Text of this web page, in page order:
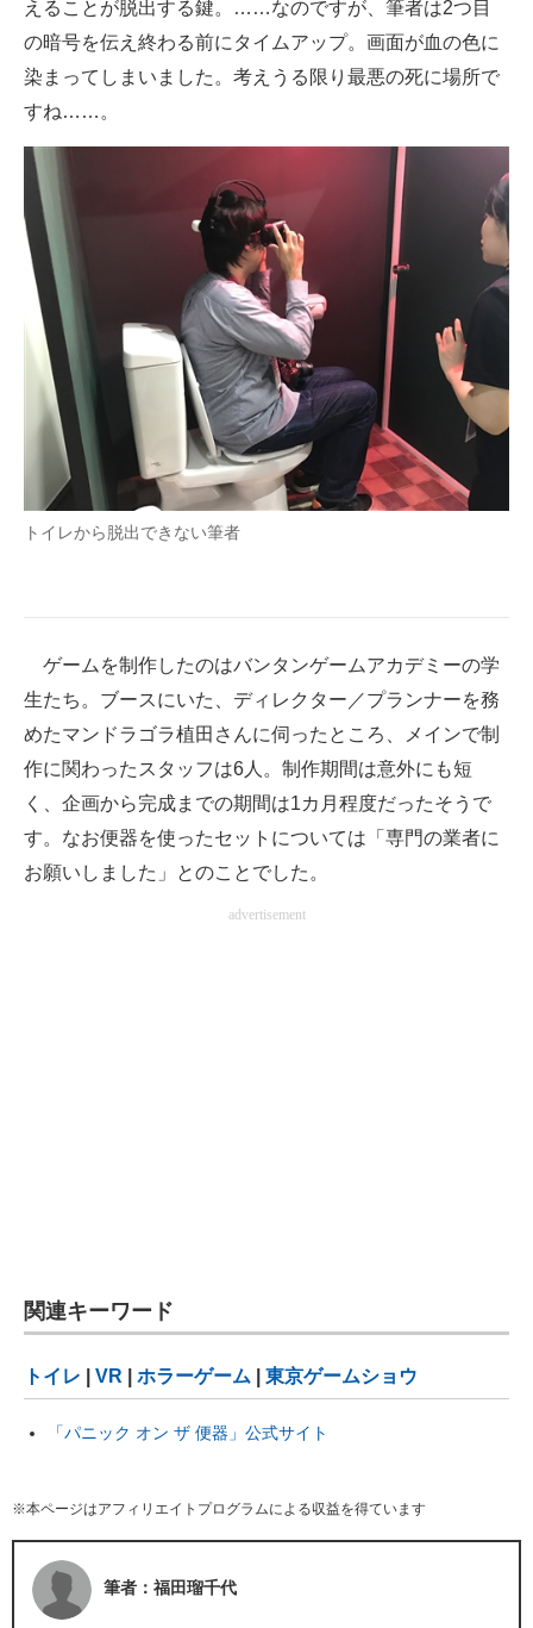
えることが脱出する鍵。……なのですが、筆者は2つ目
の暗号を伝え終わる前にタイムアップ。画面が血の色に
染まってしまいました。考えうる限り最悪の死に場所で
すね……。
トイレから脱出できない筆者
ゲームを制作したのはバンタンゲームアカデミーの学
生たち。ブースにいた、ディレクター／プランナーを務
めたマンドラゴラ植田さんに伺ったところ、メインで制
作に関わったスタッフは6人。制作期間は意外にも短
く、企画から完成までの期間は1カ月程度だったそうで
す。なお便器を使ったセットについては「専門の業者に
お願いしました」とのことでした。
advertisement
関連キーワード
トイレ VR ホラーゲーム 東京ゲームショウ
「パニック オン ザ 便器」公式サイト
※本ページはアフィリエイトプログラムによる収益を得ています
筆者：福田瑠千代